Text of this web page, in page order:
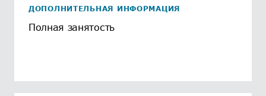
ДОПОЛНИТЕЛЬНАЯ ИНФОРМАЦИЯ
Полная занятость